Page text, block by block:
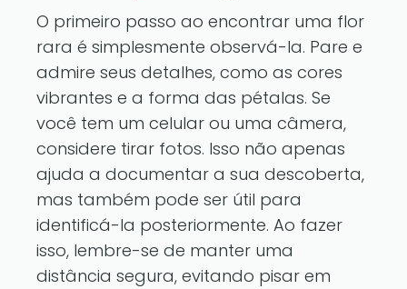
O primeiro passo ao encontrar uma flor
rara é simplesmente observá-la. Pare e
admire seus detalhes, como as cores
vibrantes e a forma das pétalas. Se
você tem um celular ou uma câmera,
considere tirar fotos. Isso não apenas
ajuda a documentar a sua descoberta,
mas também pode ser útil para
identificá-la posteriormente. Ao fazer
isso, lembre-se de manter uma
distância segura, evitando pisar em